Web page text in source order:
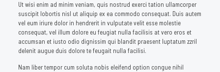
Ut wisi enim ad minim veniam, quis nostrud exerci tation ullamcorper
suscipit lobortis nisl ut aliquip ex ea commodo consequat. Duis autem
vel eum iriure dolor in hendrerit in vulputate velit esse molestie
consequat, vel illum dolore eu feugiat nulla facilisis at vero eros et
accumsan et iusto odio dignissim qui blandit praesent luptatum zzril
delenit augue duis dolore te feugait nulla facilisi.
Nam liber tempor cum soluta nobis eleifend option congue nihil